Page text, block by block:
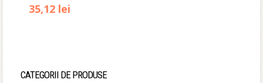
Prețul
fost:
35,12 lei
35,12 lei.
CATEGORII DE PRODUSE